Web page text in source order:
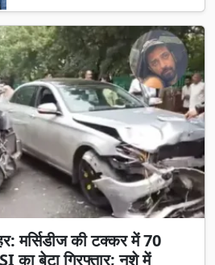
मर्सिडीज की टक्कर में 70
का बेटा गिरफ्तार; नशे में